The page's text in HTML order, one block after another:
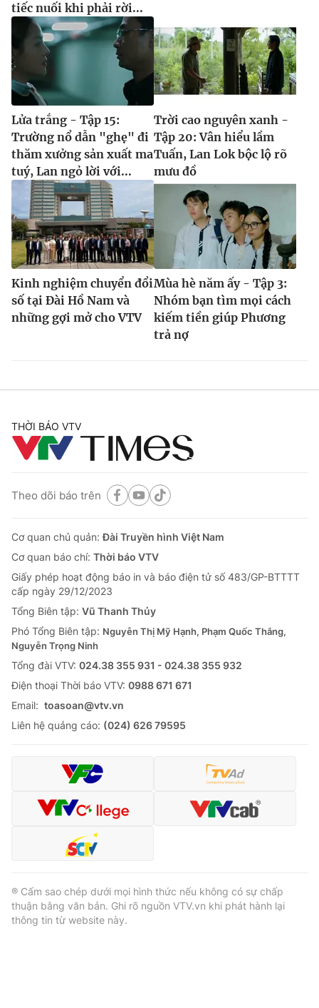
tiếc nuối khi phải rời...
Lửa trắng - Tập 15:
Trường nổ dẫn "ghẹ" đi
thăm xưởng sản xuất ma
tuý, Lan ngỏ lời với...
Trời cao nguyên xanh -
Tập 20: Vân hiểu lầm
Tuấn, Lan Lok bộc lộ rõ
mưu đồ
Kinh nghiệm chuyển đổi
số tại Đài Hồ Nam và
những gợi mở cho VTV
Mùa hè năm ấy - Tập 3:
Nhóm bạn tìm mọi cách
kiếm tiền giúp Phương
trả nợ
THỜI BÁO VTV
Theo dõi báo trên
Cơ quan chủ quản:Đài Truyền hình Việt Nam
Cơ quan báo chí: Thời báo VTV
Giấy phép hoạt động báo in và báo điện tử số 483/GP-BTTTT
cấp ngày 29/12/2023
Tổng Biên tập: Vũ Thanh Thủy
Phó Tổng Biên tập: Nguyễn Thị Mỹ Hạnh, Phạm Quốc Thắng,
Nguyễn Trọng Ninh
Tổng đài VTV: 024.38 355 931 - 024.38 355 932
Ðiện thoại Thời báo VTV: 0988 671 671
Email: toasoan@vtv.vn
Liên hệ quảng cáo: (024) 626 79595
® Cấm sao chép dưới mọi hình thức nếu không có sự chấp
thuận bằng văn bản. Ghi rõ nguồn VTV.vn khi phát hành lại
thông tin từ website này.